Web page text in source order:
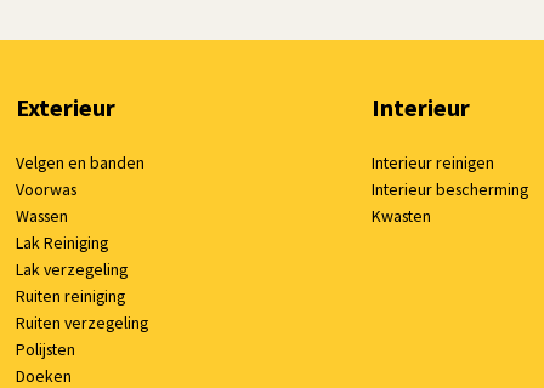
Exterieur
Velgen en banden
Voorwas
Wassen
Lak Reiniging
Lak verzegeling
Ruiten reiniging
Ruiten verzegeling
Polijsten
Doeken
Interieur
Interieur reinigen
Interieur bescherming
Kwasten